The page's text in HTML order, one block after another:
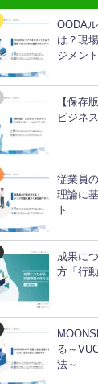
OODA
は？現
ジメント
【保存
ビジネ
従業員
理論に
ト
成果に
方「行
る～
法～